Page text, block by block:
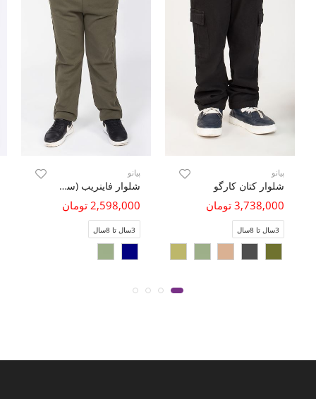
پیانو
شلوار کتان کارگو
3,738,000 تومان
3سال تا 8سال
پیانو
شلوار فاینریب (ست با کد 11397)
2,598,000 تومان
3سال تا 8سال